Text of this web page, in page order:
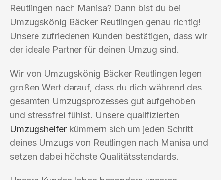
Reutlingen nach Manisa? Dann bist du bei
Umzugskönig Bäcker Reutlingen genau richtig!
Unsere zufriedenen Kunden bestätigen, dass wir
der ideale Partner für deinen Umzug sind.
Wir von Umzugskönig Bäcker Reutlingen legen
großen Wert darauf, dass du dich während des
gesamten Umzugsprozesses gut aufgehoben
und stressfrei fühlst. Unsere qualifizierten
Umzugshelfer kümmern sich um jeden Schritt
deines Umzugs von Reutlingen nach Manisa und
setzen dabei höchste Qualitätsstandards.